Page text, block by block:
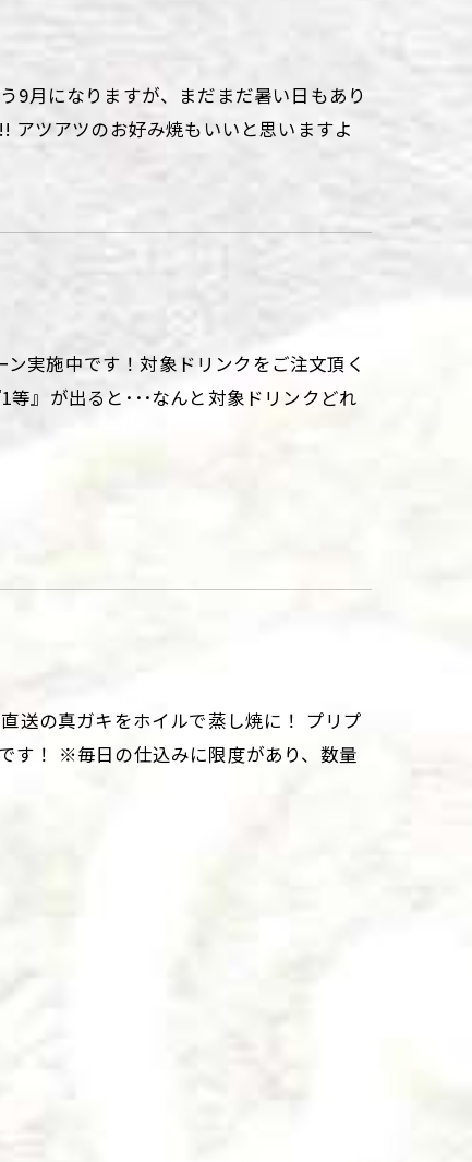
9月になりますが、まだまだ暑い日もあり
アツアツのお好み焼もいいと思いますよ
実施中です！対象ドリンクをご注文頂く
』が出ると･･･なんと対象ドリンクどれ
送の真ガキをホイルで蒸し焼に！ プリプ
す！ ※毎日の仕込みに限度があり、数量